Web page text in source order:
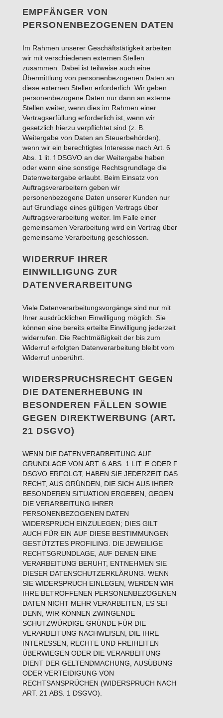
EMPFÄNGER VON
PERSONENBEZOGENEN DATEN
Im Rahmen unserer Geschäftstätigkeit arbeiten
wir mit verschiedenen externen Stellen
zusammen. Dabei ist teilweise auch eine
Übermittlung von personenbezogenen Daten an
diese externen Stellen erforderlich. Wir geben
personenbezogene Daten nur dann an externe
Stellen weiter, wenn dies im Rahmen einer
Vertragserfüllung erforderlich ist, wenn wir
gesetzlich hierzu verpflichtet sind (z. B.
Weitergabe von Daten an Steuerbehörden),
wenn wir ein berechtigtes Interesse nach Art. 6
Abs. 1 lit. f DSGVO an der Weitergabe haben
oder wenn eine sonstige Rechtsgrundlage die
Datenweitergabe erlaubt. Beim Einsatz von
Auftragsverarbeitern geben wir
personenbezogene Daten unserer Kunden nur
auf Grundlage eines gültigen Vertrags über
Auftragsverarbeitung weiter. Im Falle einer
gemeinsamen Verarbeitung wird ein Vertrag über
gemeinsame Verarbeitung geschlossen.
WIDERRUF IHRER
EINWILLIGUNG ZUR
DATENVERARBEITUNG
Viele Datenverarbeitungsvorgänge sind nur mit
Ihrer ausdrücklichen Einwilligung möglich. Sie
können eine bereits erteilte Einwilligung jederzeit
widerrufen. Die Rechtmäßigkeit der bis zum
Widerruf erfolgten Datenverarbeitung bleibt vom
Widerruf unberührt.
WIDERSPRUCHSRECHT GEGEN
DIE DATENERHEBUNG IN
BESONDEREN FÄLLEN SOWIE
GEGEN DIREKTWERBUNG (ART.
21 DSGVO)
WENN DIE DATENVERARBEITUNG AUF
GRUNDLAGE VON ART. 6 ABS. 1 LIT. E ODER F
DSGVO ERFOLGT, HABEN SIE JEDERZEIT DAS
RECHT, AUS GRÜNDEN, DIE SICH AUS IHRER
BESONDEREN SITUATION ERGEBEN, GEGEN
DIE VERARBEITUNG IHRER
PERSONENBEZOGENEN DATEN
WIDERSPRUCH EINZULEGEN; DIES GILT
AUCH FÜR EIN AUF DIESE BESTIMMUNGEN
GESTÜTZTES PROFILING. DIE JEWEILIGE
RECHTSGRUNDLAGE, AUF DENEN EINE
VERARBEITUNG BERUHT, ENTNEHMEN SIE
DIESER DATENSCHUTZERKLÄRUNG. WENN
SIE WIDERSPRUCH EINLEGEN, WERDEN WIR
IHRE BETROFFENEN PERSONENBEZOGENEN
DATEN NICHT MEHR VERARBEITEN, ES SEI
DENN, WIR KÖNNEN ZWINGENDE
SCHUTZWÜRDIGE GRÜNDE FÜR DIE
VERARBEITUNG NACHWEISEN, DIE IHRE
INTERESSEN, RECHTE UND FREIHEITEN
ÜBERWIEGEN ODER DIE VERARBEITUNG
DIENT DER GELTENDMACHUNG, AUSÜBUNG
ODER VERTEIDIGUNG VON
RECHTSANSPRÜCHEN (WIDERSPRUCH NACH
ART. 21 ABS. 1 DSGVO).